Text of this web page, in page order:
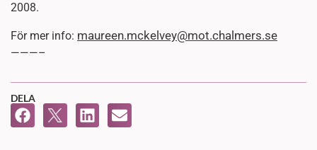
2008.
För mer info: maureen.mckelvey@mot.chalmers.se
———–
DELA